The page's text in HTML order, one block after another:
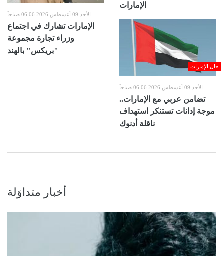
الأحد 09 أغسطس 2026 06:06 صباحاً
الإمارات تشارك في اجتماع
وزراء تجارة مجموعة
"بريكس" بالهند
الإمارات
حال الإمارات
الأحد 09 أغسطس 2026 06:06 صباحاً
تضامن عربي مع الإمارات..
موجة إدانات تستنكر استهداف
ناقلة أدنوك
أخبار متداوَلة